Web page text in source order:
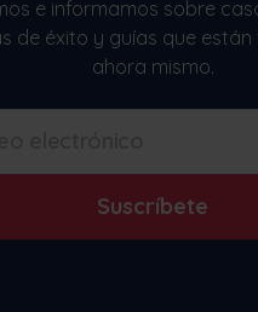
e informamos sobre
de éxito y guías que
ahora mismo.
Suscríbete